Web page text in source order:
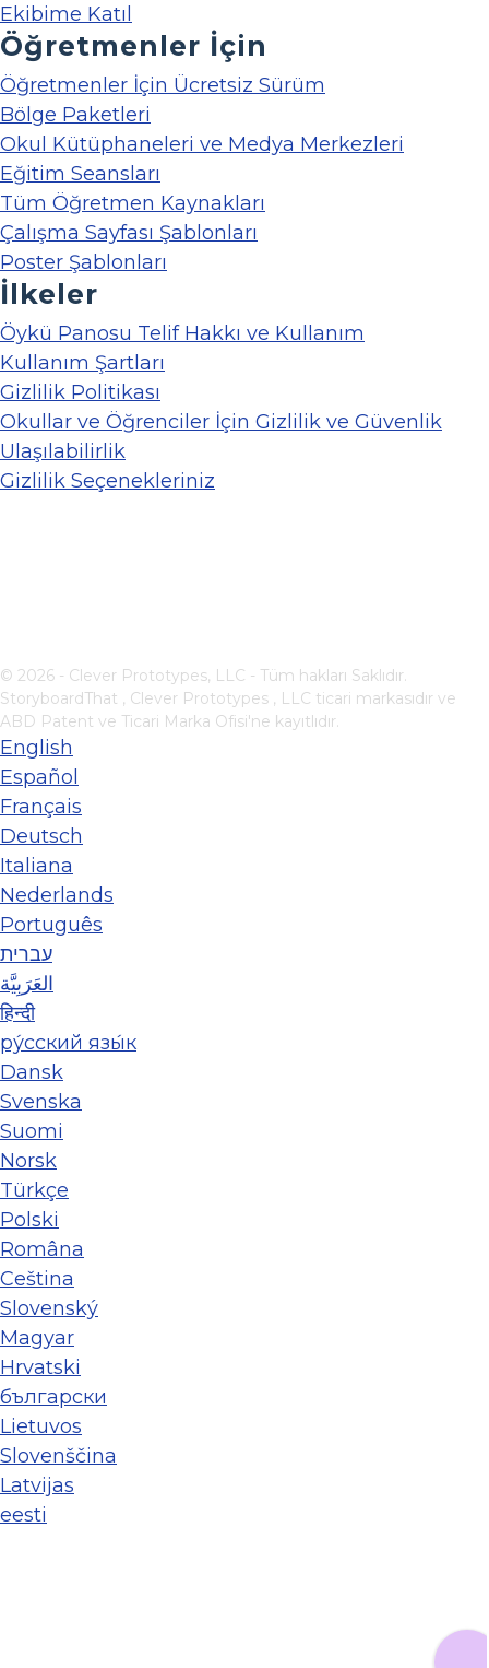
Ekibime Katıl
Öğretmenler İçin
Öğretmenler İçin Ücretsiz Sürüm
Bölge Paketleri
Okul Kütüphaneleri ve Medya Merkezleri
Eğitim Seansları
Tüm Öğretmen Kaynakları
Çalışma Sayfası Şablonları
Poster Şablonları
İlkeler
Öykü Panosu Telif Hakkı ve Kullanım
Kullanım Şartları
Gizlilik Politikası
Okullar ve Öğrenciler İçin Gizlilik ve Güvenlik
Ulaşılabilirlik
Gizlilik Seçenekleriniz
© 2026 - Clever Prototypes, LLC - Tüm hakları Saklıdır.
StoryboardThat , Clever Prototypes , LLC ticari markasıdır ve
ABD Patent ve Ticari Marka Ofisi'ne kayıtlıdır.
English
Español
Français
Deutsch
Italiana
Nederlands
Português
עברית
العَرَبِيَّة
हिन्दी
ру́сский язы́к
Dansk
Svenska
Suomi
Norsk
Türkçe
Polski
Româna
Ceština
Slovenský
Magyar
Hrvatski
български
Lietuvos
Slovenščina
Latvijas
eesti